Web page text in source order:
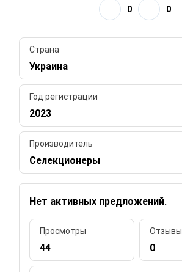
0 0
Страна
Украина
Год регистрации
2023
Производитель
Селекционеры
Нет активных предложений.
Просмотры
44
Отзывы
0